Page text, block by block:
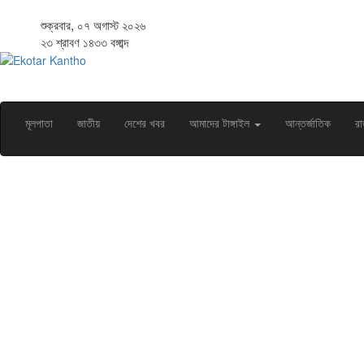
শুক্রবার, ০৭ অগাস্ট ২০২৬
২৩ শ্রাবণ ১৪৩৩ বঙ্গাব্দ
মূলপাতা জাতীয় দেশের খবর আমাদের টাঙ্গাইল আন্তর্জাতিক